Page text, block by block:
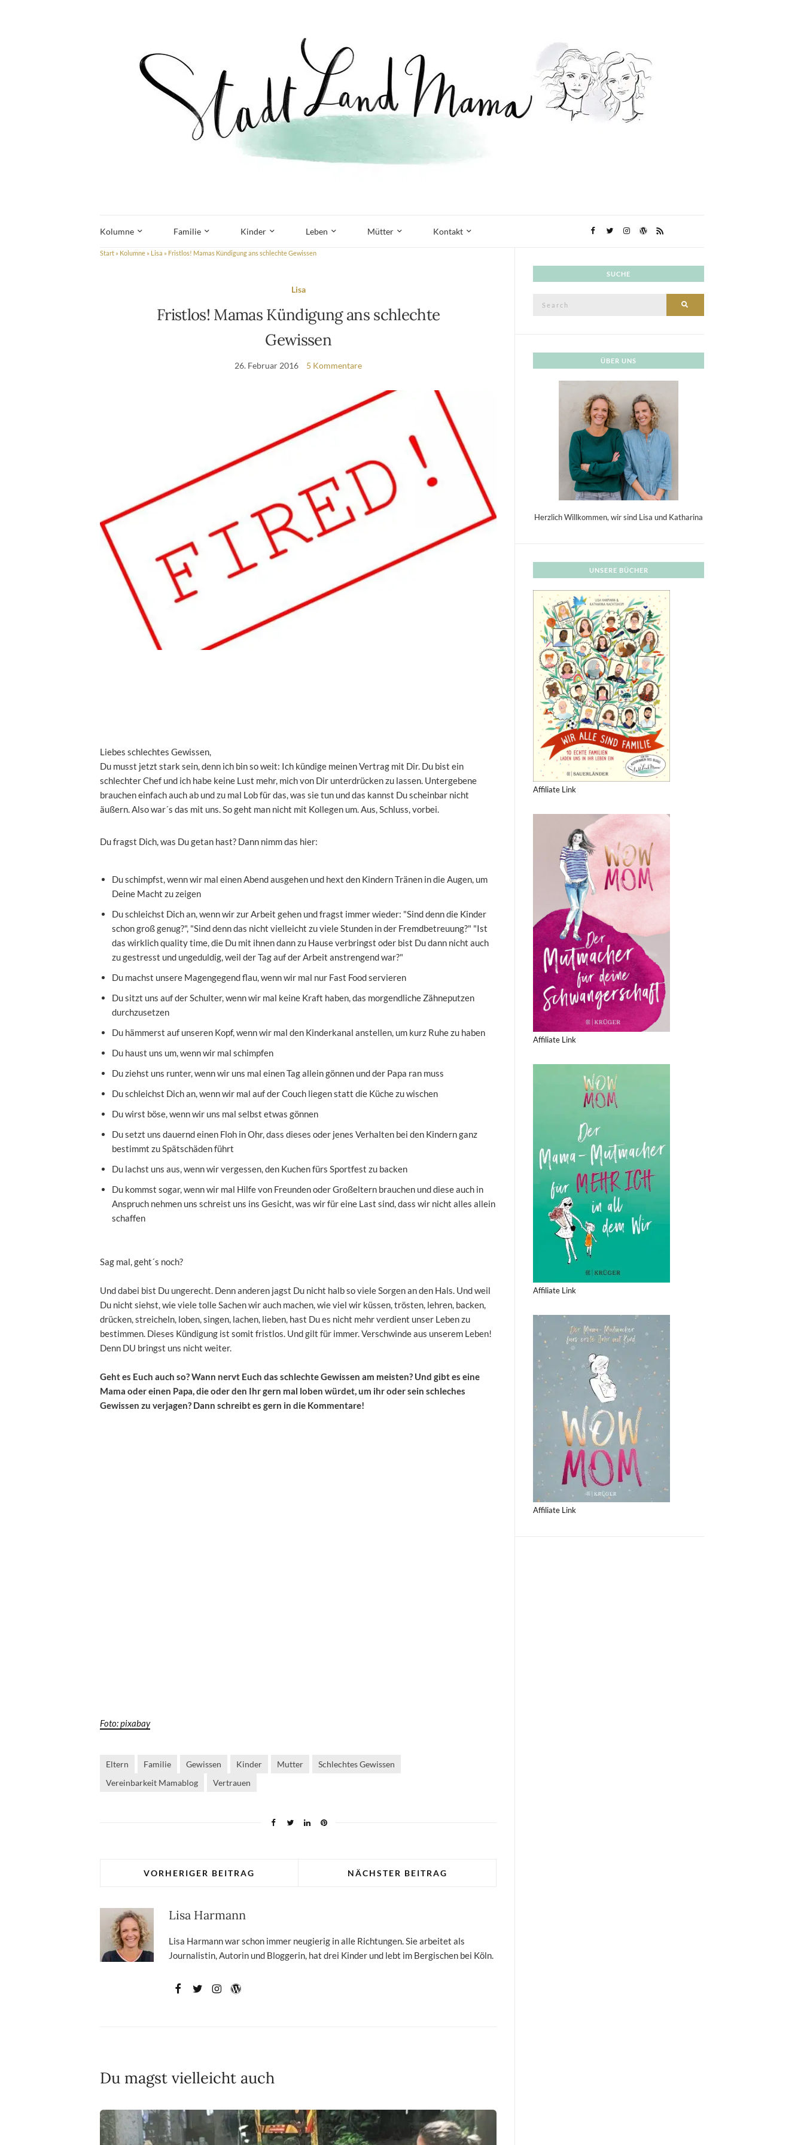
Kolumne Familie Kinder Leben Mütter Kontakt
Start » Kolumne » Lisa » Fristlos! Mamas Kündigung ans schlechte Gewissen
Lisa
Fristlos! Mamas Kündigung ans schlechte
Gewissen
26. Februar 2016 5 Kommentare
Liebes schlechtes Gewissen,
Du musst jetzt stark sein, denn ich bin so weit: Ich kündige meinen Vertrag mit Dir. Du bist ein
schlechter Chef und ich habe keine Lust mehr, mich von Dir unterdrücken zu lassen. Untergebene
brauchen einfach auch ab und zu mal Lob für das, was sie tun und das kannst Du scheinbar nicht
äußern. Also war´s das mit uns. So geht man nicht mit Kollegen um. Aus, Schluss, vorbei.
Du fragst Dich, was Du getan hast? Dann nimm das hier:
Du schimpfst, wenn wir mal einen Abend ausgehen und hext den Kindern Tränen in die Augen, um
Deine Macht zu zeigen
Du schleichst Dich an, wenn wir zur Arbeit gehen und fragst immer wieder: "Sind denn die Kinder
schon groß genug?", "Sind denn das nicht vielleicht zu viele Stunden in der Fremdbetreuung?" "Ist
das wirklich quality time, die Du mit ihnen dann zu Hause verbringst oder bist Du dann nicht auch
zu gestresst und ungeduldig, weil der Tag auf der Arbeit anstrengend war?"
Du machst unsere Magengegend flau, wenn wir mal nur Fast Food servieren
Du sitzt uns auf der Schulter, wenn wir mal keine Kraft haben, das morgendliche Zähneputzen
durchzusetzen
Du hämmerst auf unseren Kopf, wenn wir mal den Kinderkanal anstellen, um kurz Ruhe zu haben
Du haust uns um, wenn wir mal schimpfen
Du ziehst uns runter, wenn wir uns mal einen Tag allein gönnen und der Papa ran muss
Du schleichst Dich an, wenn wir mal auf der Couch liegen statt die Küche zu wischen
Du wirst böse, wenn wir uns mal selbst etwas gönnen
Du setzt uns dauernd einen Floh in Ohr, dass dieses oder jenes Verhalten bei den Kindern ganz
bestimmt zu Spätschäden führt
Du lachst uns aus, wenn wir vergessen, den Kuchen fürs Sportfest zu backen
Du kommst sogar, wenn wir mal Hilfe von Freunden oder Großeltern brauchen und diese auch in
Anspruch nehmen uns schreist uns ins Gesicht, was wir für eine Last sind, dass wir nicht alles allein
schaffen
Sag mal, geht´s noch?
Und dabei bist Du ungerecht. Denn anderen jagst Du nicht halb so viele Sorgen an den Hals. Und weil
Du nicht siehst, wie viele tolle Sachen wir auch machen, wie viel wir küssen, trösten, lehren, backen,
drücken, streicheln, loben, singen, lachen, lieben, hast Du es nicht mehr verdient unser Leben zu
bestimmen. Dieses Kündigung ist somit fristlos. Und gilt für immer. Verschwinde aus unserem Leben!
Denn DU bringst uns nicht weiter.
Geht es Euch auch so? Wann nervt Euch das schlechte Gewissen am meisten? Und gibt es eine
Mama oder einen Papa, die oder den Ihr gern mal loben würdet, um ihr oder sein schleches
Gewissen zu verjagen? Dann schreibt es gern in die Kommentare!
Foto: pixabay
Eltern Familie Gewissen Kinder Mutter
Schlechtes Gewissen
Vereinbarkeit Mamablog
Vertrauen
VORHERIGER BEITRAG NÄCHSTER BEITRAG
Lisa Harmann
Lisa Harmann war schon immer neugierig in alle Richtungen. Sie arbeitet als
Journalistin, Autorin und Bloggerin, hat drei Kinder und lebt im Bergischen bei Köln.
Du magst vielleicht auch
SUCHE
ÜBER UNS
Herzlich Willkommen, wir sind Lisa und Katharina
UNSERE BÜCHER
Affiliate Link
Affiliate Link
Affiliate Link
Affiliate Link